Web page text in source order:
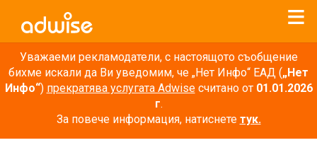
Уважаеми рекламодатели, с настоящото съобщение
бихме искали да Ви уведомим, че „Нет Инфо“ ЕАД („Нет
Инфо“) прекратява услугата Adwiseсчитано от 01.01.2026
г.
За повече информация, натиснете тук.